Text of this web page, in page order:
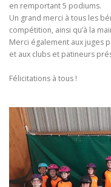
en remportant 5 podiums.
Un grand merci à tous les
compétition, ainsi qu’à la
Merci également aux juges
et aux clubs et patineurs
Félicitations à tous !